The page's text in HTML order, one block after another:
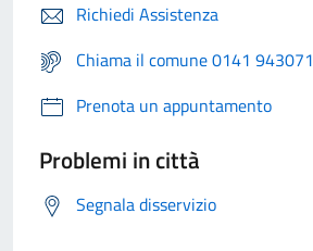
Richiedi Assistenza
Chiama il comune 0141 943071
Prenota un appuntamento
Problemi in città
Segnala disservizio